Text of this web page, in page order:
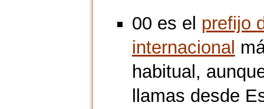
00 es el prefijo
internacional
habitual,
llamas desde